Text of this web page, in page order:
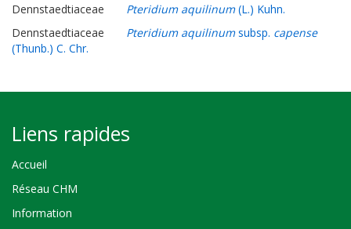
Dennstaedtiaceae
Pteridium aquilinum(L.) Kuhn.
Dennstaedtiaceae
Pteridium aquilinumsubsp. capense
(Thunb.) C. Chr.
Liens rapides
Accueil
Réseau CHM
Information